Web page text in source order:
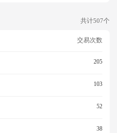
共计507个
交易次数
205
103
52
38